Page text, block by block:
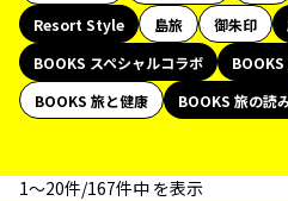
Resort Style
島旅 御朱印
BOOKS スペシャルコラボ
BOOKS
BOOKS 旅と健康
BOOKS 旅の読
1〜20件/167件中 を表示